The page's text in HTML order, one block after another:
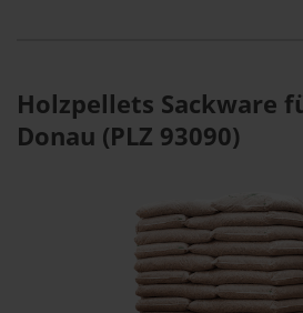
Holzpellets Sackware
Donau (PLZ 93090)